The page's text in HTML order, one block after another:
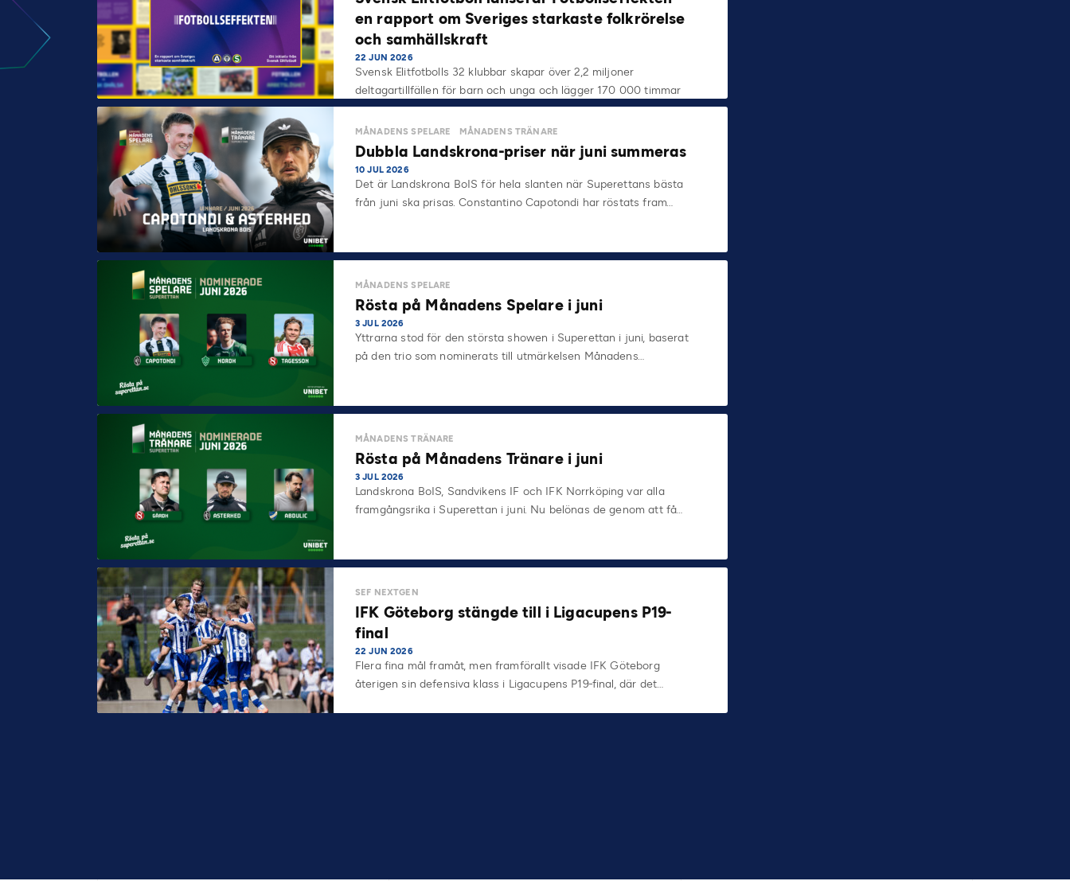
en rapport om Sveriges starkaste folkrörelse
och samhällskraft
22 JUN 2026
Svensk Elitfotbolls 32 klubbar skapar över 2,2 miljoner
deltagartillfällen för barn och unga och lägger 170 000 timmar
på…
MÅNADENS SPELARE MÅNADENS TRÄNARE
Dubbla Landskrona-priser när juni summeras
10 JUL 2026
Det är Landskrona BoIS för hela slanten när Superettans bästa
från juni ska prisas. Constantino Capotondi har röstats fram…
MÅNADENS SPELARE
Rösta på Månadens Spelare i juni
3 JUL 2026
Yttrarna stod för den största showen i Superettan i juni, baserat
på den trio som nominerats till utmärkelsen Månadens…
MÅNADENS TRÄNARE
Rösta på Månadens Tränare i juni
3 JUL 2026
Landskrona BoIS, Sandvikens IF och IFK Norrköping var alla
framgångsrika i Superettan i juni. Nu belönas de genom att få…
SEF NEXTGEN
IFK Göteborg stängde till i Ligacupens P19-
final
22 JUN 2026
Flera fina mål framåt, men framförallt visade IFK Göteborg
återigen sin defensiva klass i Ligacupens P19-final, där det…